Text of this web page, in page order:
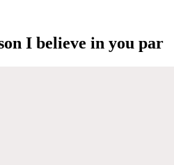
I believe in you par